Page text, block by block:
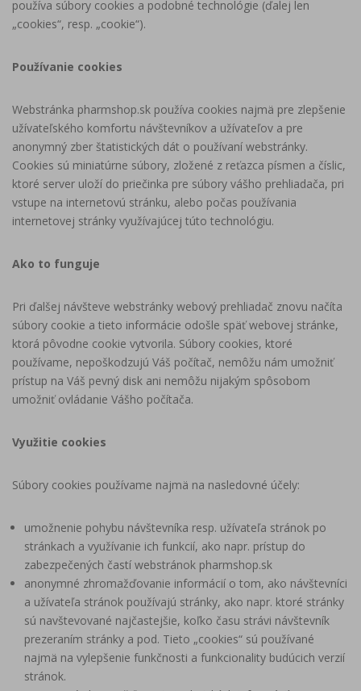
používa súbory cookies a podobné technológie (ďalej len
„cookies“, resp. „cookie“).
Používanie cookies
Webstránka pharmshop.sk používa cookies najmä pre zlepšenie
užívateľského komfortu návštevníkov a užívateľov a pre
anonymný zber štatistických dát o používaní webstránky.
Cookies sú miniatúrne súbory, zložené z reťazca písmen a číslic,
ktoré server uloží do priečinka pre súbory vášho prehliadača, pri
vstupe na internetovú stránku, alebo počas používania
internetovej stránky využívajúcej túto technológiu.
Ako to funguje
Pri ďalšej návšteve webstránky webový prehliadač znovu načíta
súbory cookie a tieto informácie odošle späť webovej stránke,
ktorá pôvodne cookie vytvorila. Súbory cookies, ktoré
používame, nepoškodzujú Váš počítač, nemôžu nám umožniť
prístup na Váš pevný disk ani nemôžu nijakým spôsobom
umožniť ovládanie Vášho počítača.
Využitie cookies
Súbory cookies používame najmä na nasledovné účely:
umožnenie pohybu návštevníka resp. užívateľa stránok po
stránkach a využívanie ich funkcií, ako napr. prístup do
zabezpečených častí webstránok pharmshop.sk
anonymné zhromažďovanie informácií o tom, ako návštevníci
a užívateľa stránok používajú stránky, ako napr. ktoré stránky
sú navštevované najčastejšie, koľko času strávi návštevník
prezeraním stránky a pod. Tieto „cookies“ sú používané
najmä na vylepšenie funkčnosti a funkcionality budúcich verzií
stránok.